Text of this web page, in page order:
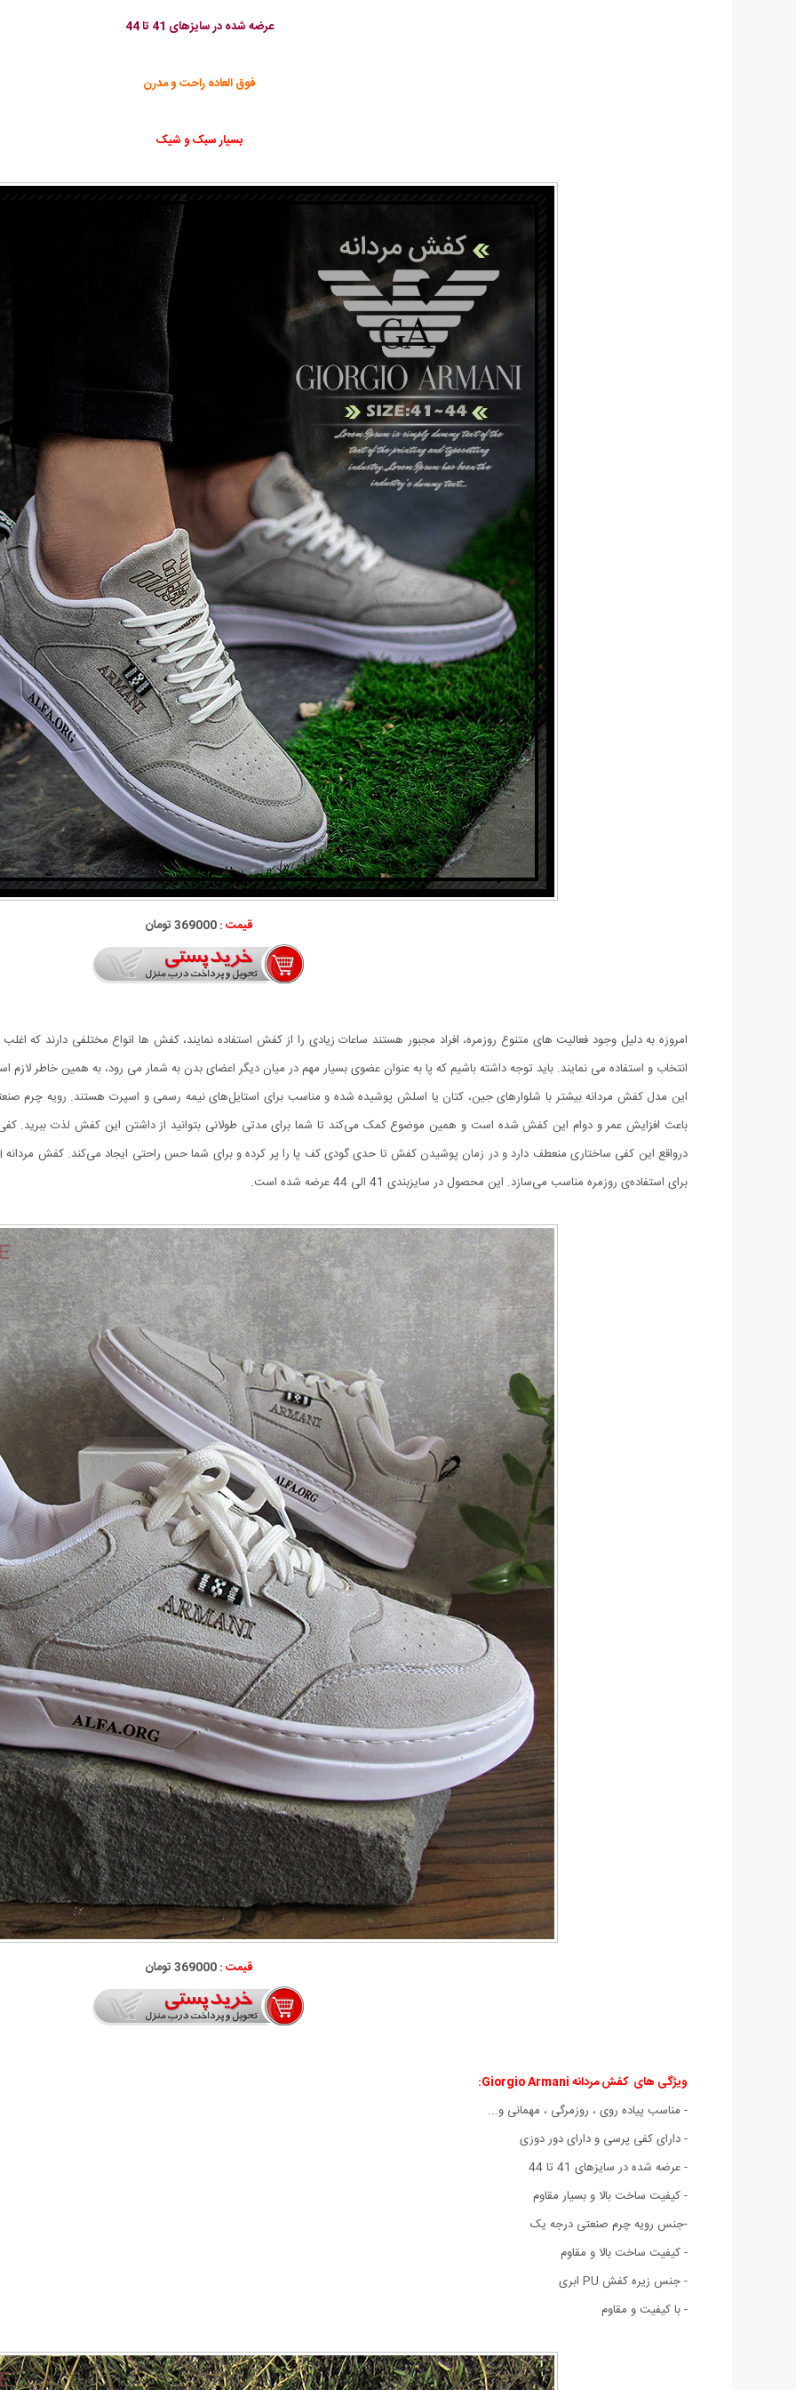
عرضه شده در سایزهای 41 تا 44
فوق العاده راحت و مدرن
بسیار سبک و شیک
قیمت :369000 تومان
امروزه به دلیل وجود فعالیت های متنوع روزمره، افراد مجبور هستند ساعات زیادی را از کفش استفاده نمایند، کفش ها انواع مختلفی دارند که
انتخاب و استفاده می نمایند. باید توجه داشته باشیم که پا به عنوان عضوی بسیار مهم در میان دیگر اعضای بدن به شمار می رود، به همین خاطر
این مدل کفش مردانه بیشتر با شلوارهای جین، کتان یا اسلش پوشیده شده و مناسب برای استایل‌های نیمه رسمی و اسپرت هستند. رویه چرم
باعث افزایش عمر و دوام این کفش شده است و همین موضوع کمک می‌کند تا شما برای مدتی طولانی بتوانید از داشتن این کفش لذت ببرید. کفی
برای استفاده‌ی روزمره مناسب می‌سازد. این محصول در سایزبندی 41 الی 44 عرضه شده است.
قیمت :369000 تومان
ویژگی هایکفش مردانه Giorgio Armani:
- مناسب پیاده روی ، روزمرگی ، مهمانی و...
- دارای کفی پرسی و دارای دور دوزی
- عرضه شده در سایزهای 41 تا 44
- کیفیت ساخت بالا و بسیار مقاوم
-جنس رویه چرم صنعتی درجه یک
- کیفیت ساخت بالا و مقاوم
- جنس زیره کفش PU ابری
- با کیفیت و مقاوم